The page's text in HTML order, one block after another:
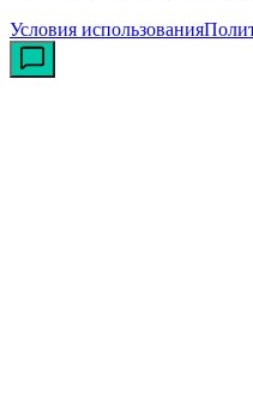
Условия использования